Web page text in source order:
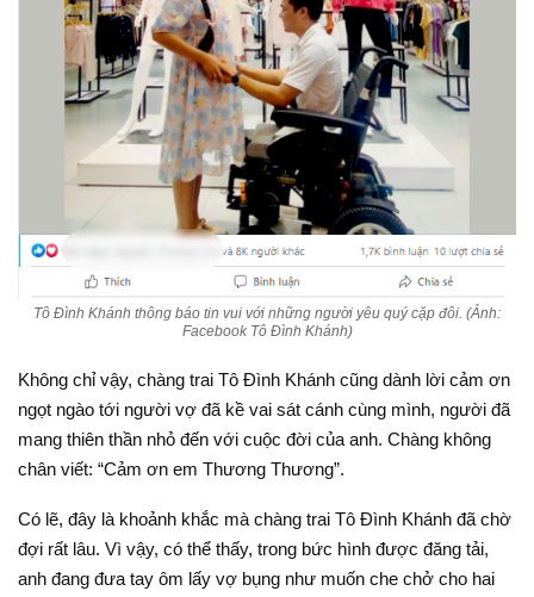
Tô Đình Khánh thông báo tin vui với những người yêu quý cặp đôi. (Ảnh:
Facebook Tô Đình Khánh)
Không chỉ vậy, chàng trai Tô Đình Khánh cũng dành lời cảm ơn
ngọt ngào tới người vợ đã kề vai sát cánh cùng mình, người đã
mang thiên thần nhỏ đến với cuộc đời của anh. Chàng không
chân viết: “Cảm ơn em Thương Thương”.
Có lẽ, đây là khoảnh khắc mà chàng trai Tô Đình Khánh đã chờ
đợi rất lâu. Vì vậy, có thể thấy, trong bức hình được đăng tải,
anh đang đưa tay ôm lấy vợ bụng như muốn che chở cho hai